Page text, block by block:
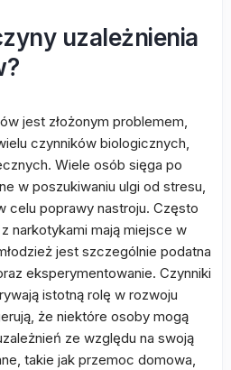
uzależnienia
jest złożonym problemem,
czynników biologicznych,
Wiele osób sięga po
w poszukiwaniu ulgi od stresu,
celu poprawy nastroju. Często
narkotykami mają miejsce w
jest szczególnie podatna
eksperymentowanie. Czynniki
istotną rolę w rozwoju
że niektóre osoby mogą
ze względu na swoją
takie jak przemoc domowa,